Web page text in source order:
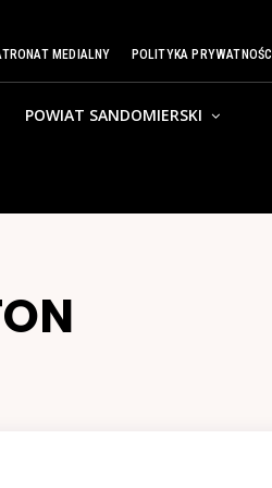
MEDIALNY POLITYKA PRYWATNOŚCI
POWIAT SANDOMIERSKI